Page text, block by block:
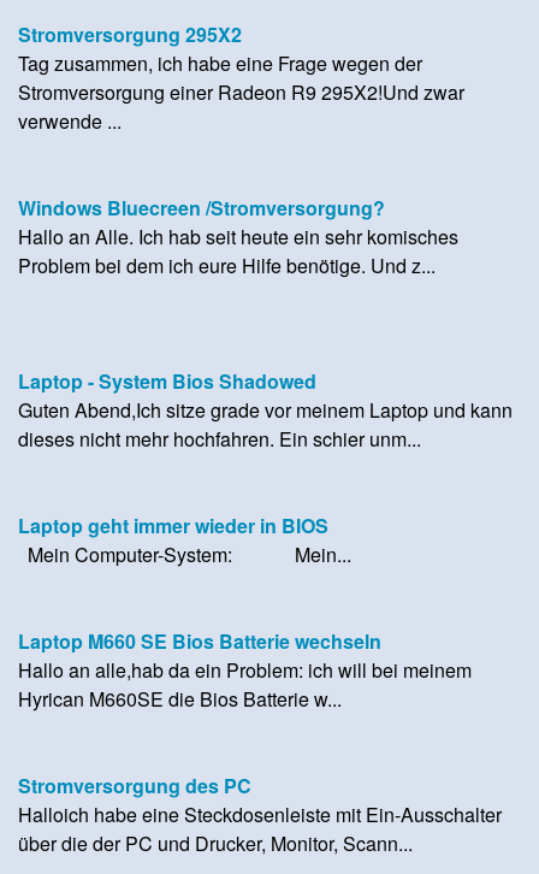
Stromversorgung 295X2
Tag zusammen, ich habe eine Frage wegen der
Stromversorgung einer Radeon R9 295X2!Und zwar
verwende ...
Windows Bluecreen /Stromversorgung?
Hallo an Alle. Ich hab seit heute ein sehr komisches
Problem bei dem ich eure Hilfe benötige. Und z...
Laptop - System Bios Shadowed
Guten Abend,Ich sitze grade vor meinem Laptop und kann
dieses nicht mehr hochfahren. Ein schier unm...
Laptop geht immer wieder in BIOS
Mein Computer-System: Mein...
Laptop M660 SE Bios Batterie wechseln
Hallo an alle,hab da ein Problem: ich will bei meinem
Hyrican M660SE die Bios Batterie w...
Stromversorgung des PC
Halloich habe eine Steckdosenleiste mit Ein-Ausschalter
über die der PC und Drucker, Monitor, Scann...